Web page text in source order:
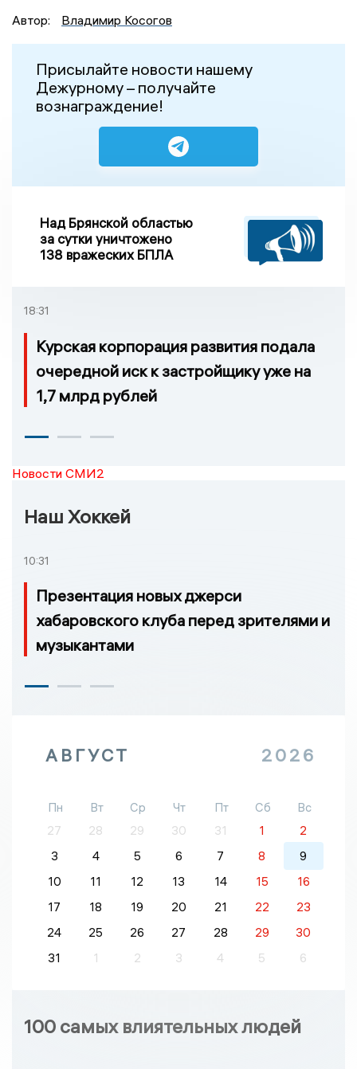
Автор:
Владимир Косогов
Присылайте новости нашему
Дежурному – получайте
вознаграждение!
Над Брянской областью
за сутки уничтожено
138 вражеских БПЛА
18:31
Курская корпорация развития подала
очередной иск к застройщику уже на
1,7 млрд рублей
Новости СМИ2
Наш Хоккей
10:31
Презентация новых джерси
хабаровского клуба перед зрителями и
музыкантами
АВГУСТ 2026
Пн Вт Ср Чт Пт Сб
Вс
27
28 29 30 31 1
2
3
4 5 6 7 8
9
10
11 12 13 14 15
16
17
18 19 20 21 22
23
24
25 26 27 28 29
30
31
1 2 3 4 5 6
100 самых влиятельных людей